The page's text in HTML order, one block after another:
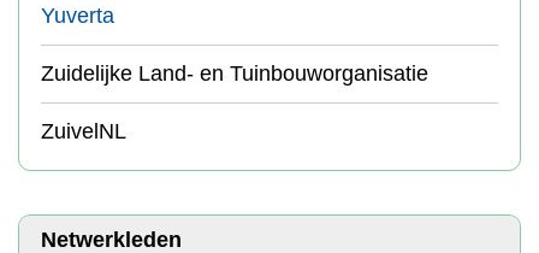
Yuverta
Zuidelijke Land- en Tuinbouworganisatie
ZuivelNL
Netwerkleden